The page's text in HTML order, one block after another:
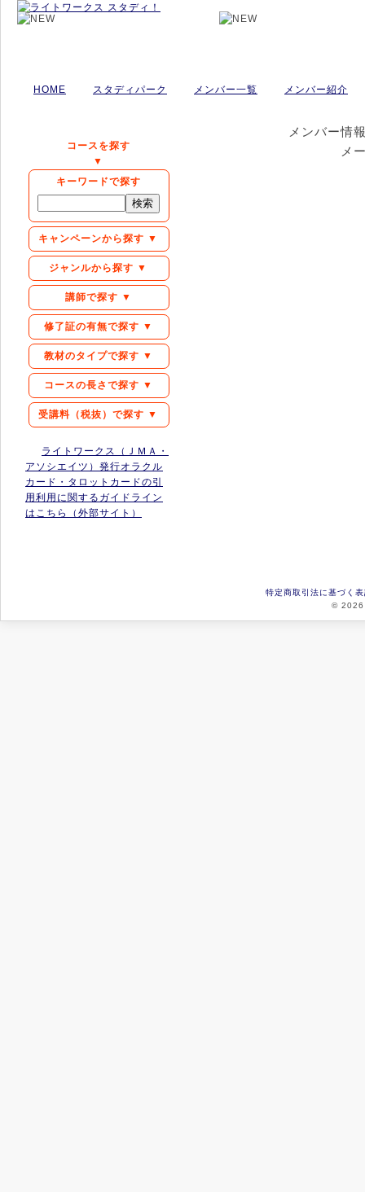
HOME スタディパーク メンバー一覧 メンバー紹介
コースを探す
▼
キーワードで探す
キャンペーンから探す ▼
ジャンルから探す ▼
講師で探す ▼
修了証の有無で探す ▼
教材のタイプで探す ▼
コースの長さで探す ▼
受講料（税抜）で探す ▼
ライトワークス（ＪＭＡ・
アソシエイツ）発行オラクル
カード・タロットカードの引
用利用に関するガイドライン
はこちら（外部サイト）
メンバー情
メ
特定商取引法に基づく
© 2026